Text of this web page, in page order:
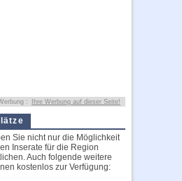
: Ihre Werbung auf dieser Seite!
Sie nicht nur die Möglichkeit
Inserate für die Region
Auch folgende weitere
kostenlos zur Verfügung: